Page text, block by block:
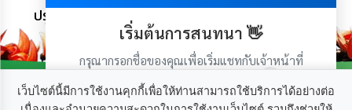
เรียน
ร้อง
ทุกข์
e-
Service
เริ่มต้นการสนทนา 👋
กรุณากรอกชื่อของคุณเพื่อเริ่มแชทกับเจ้าหน้าที่
ประชาชน มีภูมิคุ้มกัน พึ่งพาตนเอง พอเพียง เป็นสุข
เว็บไซต์นี้มีการใช้งานคุกกี้เพื่อให้ท่านสามารถใช้บริการได้อย่างต่อ